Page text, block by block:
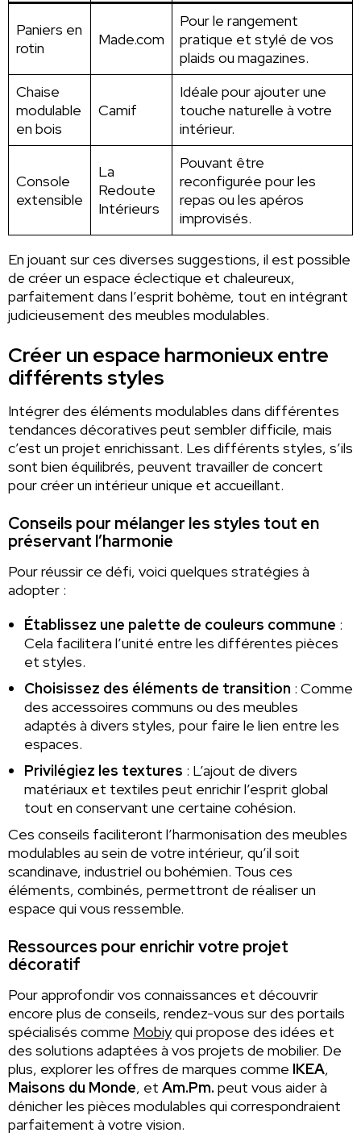
Paniers en
rotin
Made.com
Pour le rangement
pratique et stylé de vos
plaids ou magazines.
Chaise
modulable
en bois
Camif
Idéale pour ajouter une
touche naturelle à votre
intérieur.
Console
extensible
La
Redoute
Intérieurs
Pouvant être
reconfigurée pour les
repas ou les apéros
improvisés.
En jouant sur ces diverses suggestions, il est possible
de créer un espace éclectique et chaleureux,
parfaitement dans l’esprit bohème, tout en intégrant
judicieusement des meubles modulables.
Créer un espace harmonieux entre
différents styles
Intégrer des éléments modulables dans différentes
tendances décoratives peut sembler difficile, mais
c’est un projet enrichissant. Les différents styles, s’ils
sont bien équilibrés, peuvent travailler de concert
pour créer un intérieur unique et accueillant.
Conseils pour mélanger les styles tout en
préservant l’harmonie
Pour réussir ce défi, voici quelques stratégies à
adopter :
Établissez une palette de couleurs commune :
Cela facilitera l’unité entre les différentes pièces
et styles.
Choisissez des éléments de transition : Comme
des accessoires communs ou des meubles
adaptés à divers styles, pour faire le lien entre les
espaces.
Privilégiez les textures : L’ajout de divers
matériaux et textiles peut enrichir l’esprit global
tout en conservant une certaine cohésion.
Ces conseils faciliteront l’harmonisation des meubles
modulables au sein de votre intérieur, qu’il soit
scandinave, industriel ou bohémien. Tous ces
éléments, combinés, permettront de réaliser un
espace qui vous ressemble.
Ressources pour enrichir votre projet
décoratif
Pour approfondir vos connaissances et découvrir
encore plus de conseils, rendez-vous sur des portails
spécialisés comme Mobiyqui propose des idées et
des solutions adaptées à vos projets de mobilier. De
plus, explorer les offres de marques comme IKEA,
Maisons du Monde, et Am.Pm. peut vous aider à
dénicher les pièces modulables qui correspondraient
parfaitement à votre vision.